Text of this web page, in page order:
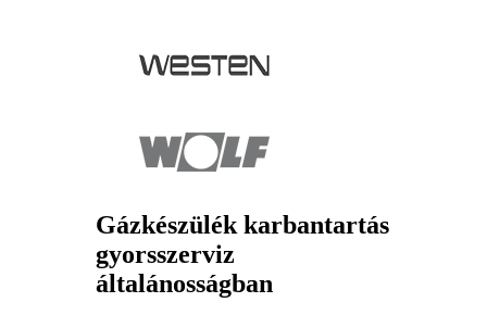
Gázkészülék karbantartás
gyorsszerviz
általánosságban